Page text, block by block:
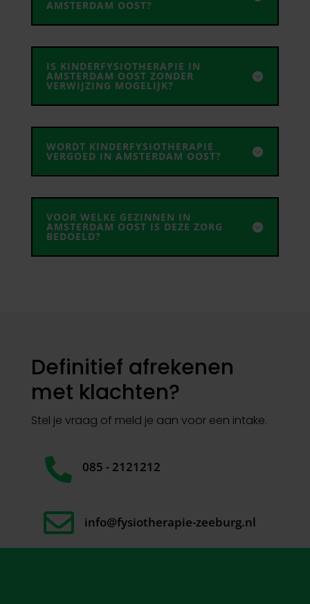
AMSTERDAM OOST?
IS KINDERFYSIOTHERAPIE IN
AMSTERDAM OOST ZONDER
VERWIJZING MOGELIJK?
WORDT KINDERFYSIOTHERAPIE
VERGOED IN AMSTERDAM OOST?
VOOR WELKE GEZINNEN IN
AMSTERDAM OOST IS DEZE ZORG
BEDOELD?
Definitief afrekenen
met klachten?
Stel je vraag of meld je aan voor een intake.
 085 - 2121212
 info@fysiotherapie-zeeburg.nl